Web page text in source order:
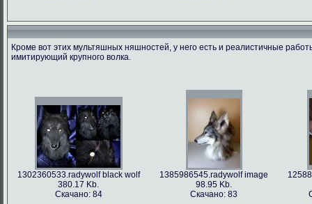
60.91 Kb.
Скачано: 79
1375506317.radywolf ao
492.86 Kb.
Скачано: 62
Кроме вот этих мультяшных няшностей, у него есть и реалистичные
имитирующий крупного волка.
1302360533.radywolf black wolf
380.17 Kb.
Скачано: 84
1385986545.radywolf image
98.95 Kb.
Скачано: 83